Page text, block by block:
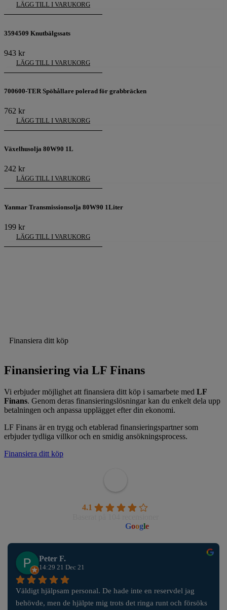
LÄGG TILL I VARUKORG
3594509 Knutbälgssats
943 kr
LÄGG TILL I VARUKORG
700600-TER Spöhållare polerad för grabbräcken
762 kr
LÄGG TILL I VARUKORG
Växelhusolja 80W90 1L
242 kr
LÄGG TILL I VARUKORG
Yanmar Transmissionsolja 80W90 1Liter
199 kr
LÄGG TILL I VARUKORG
Finansiera ditt köp
Finansiering via LF Finans
Vi erbjuder möjlighet att finansiera ditt köp i samarbete med LF
Finans. Genom deras finansieringslösningar kan du enkelt dela upp
betalningen och anpassa upplägget efter din ekonomi.
LF Finans är en trygg och etablerad finansieringspartner som
erbjuder tydliga villkor och en smidig ansökningsprocess.
Finansiera ditt köp
4.1
Google
Peter F.
14:29 21 Dec 21
Väldigt hjälpsam personal. De hade inte en reservdel jag
behövde, men de hjälpte mig trots det ringa runt och försöks